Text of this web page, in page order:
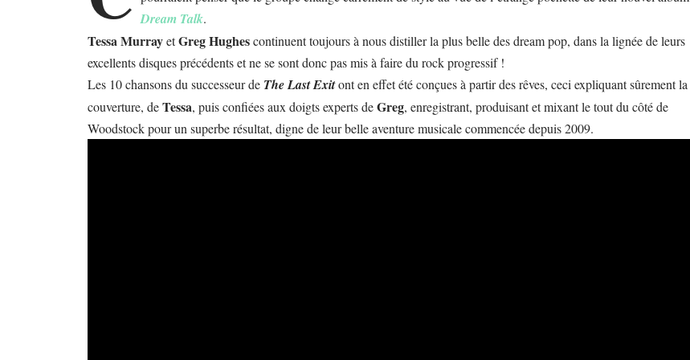
Dream Talk.
Tessa MurrayetGreg Hughescontinuent toujours à nous distiller la plus belle des dream pop, dans la lignée de leurs
excellents disques précédents et ne se sont donc pas mis à faire du rock progressif !
Les 10 chansons du successeur de The Last Exitont en effet été conçues à partir des rêves, ceci expliquant sûrement la
couverture, deTessa, puis confiées aux doigts experts deGreg, enregistrant, produisant et mixant le tout du côté de
Woodstock pour un superbe résultat, digne de leur belle aventure musicale commencée depuis 2009.